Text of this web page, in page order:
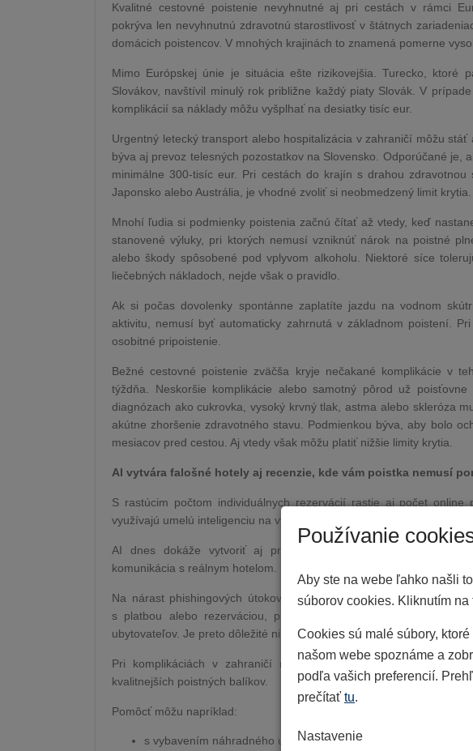
Kvalitné cestovné poistenie nevyhnutné aj pri cestách v rámci
pokrýva len nevyhnutnú zdravotnú starostlivosť v štátnych
domácich poistencov. V mnohých krajinách to znamená pomerne
Mimo Európskej únie je situácia ešte rizikovejšia. Turecko, ktoré
Slovákov, navštívil minulý rok približne každý piaty Slovák. V
komplikácií sa náklady môžu vyšplhať na desiatky tisíc eur.
Urgentný letecký transport alebo hospitalizácia v zahraničí môžu
býva aj prevoz telesných pozostatkov na Slovensko. Odporúčané je,
minimálne 300-tisíc eur. Pri cestách do krajín s drahou zdravotnou
Japonsko alebo Austrália, je vhodné zvoliť si neobmedzený limit krytia.
Mnohí ľudia si podmienky poistenia začnú čítať až vtedy, keď
stanovené výluky, pri ktorých nemusí vzniknúť nárok na poistné
alebo škody spôsobené pod vplyvom alkoholu. Niektoré síce
liečebných nákladoch, nejde však o pravidlo.
Ak si počas dovolenky spontánne zaplatíte jazdu na vodnom
aktivitu, nemusí byť automaticky zahrnutá v základnom poistení.
osobitné pripoistenie.
Bežné cestovné poistenie zväčša kryje nečakané komplikácie v
týždňa. Neskoršie komplikácie alebo samotný pôrod už
diagnózach ako cukrovka, vysoký krvný tlak, astma alebo skleróza
akútne zhoršenie zdravotného stavu. Podmienkou býva, aby bolo
mesiacov pred cestou. Aj vtedy však môžu platiť nižšie limity krytia.
AI vytvára falošné hotely aj recenzie, kde vám poistka nemusí
S rastúcim počtom individuálnych rezervácií rastie aj počet online
využívajú umelú inteligenciu na vytváranie falošných fotografií
AI dnes dokáže vytvoriť aj presvedčivé recenzie alebo
komunikácia s reálnym hotelom.
Na nárast phishingových útokov upozornil aj Booking.com. Klienti
s platbou alebo rezerváciou, pričom komunikácia môže
ubytovateľov. Je preto dôležité nikdy neposielať peniaze mimo
Pri komplikáciách v zahraničí môžu byť užitočné rozšírené
kvalitnejších poistných balíkov.
Pomôcť môžu napríklad:
s vybavením náhradného ubytovania,
Používanie
Aby ste na webe ľahko našli
súborov cookies. Kliknutím
Cookies sú malé súbory,
našom webe spoznáme a
podľa vašich preferencií.
prečítať tu.
Nastavenie